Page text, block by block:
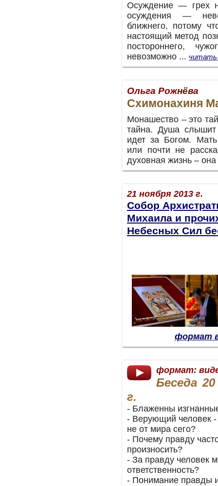
Осуждение — грех
осуждения —
ближнего, потому
настоящий метод
постороннего,
невозможно ... читать
Ольга Рожнёва
Схимонахиня
Монашество – это
тайна. Душа слышит
идет за Богом.
или почти не
духовная жизнь –
21 ноября 2013 г.
Собор
Михаила и
Небесных Сил
формат
формат:
Беседа
г.
- Блаженны
- Верующий человек -
не от мира сего?
- Почему правду
произносить?
- За правду человек
ответственность?
- Понимание правды